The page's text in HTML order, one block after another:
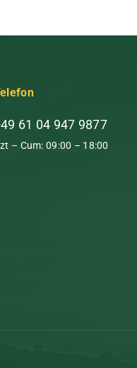
61 04 947 9877
– Cum: 09:00 – 18:00